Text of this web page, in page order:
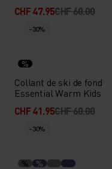
CHF 47.95CHF 60.00
-30%
%
Collant de ski de fond
Essential Warm Kids
CHF 41.95CHF 60.00
-30%
% %